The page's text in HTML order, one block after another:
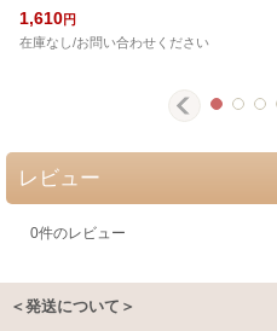
1,610円
在庫なし/お問い合わせください
レビュー
0件のレビュー
＜発送について＞